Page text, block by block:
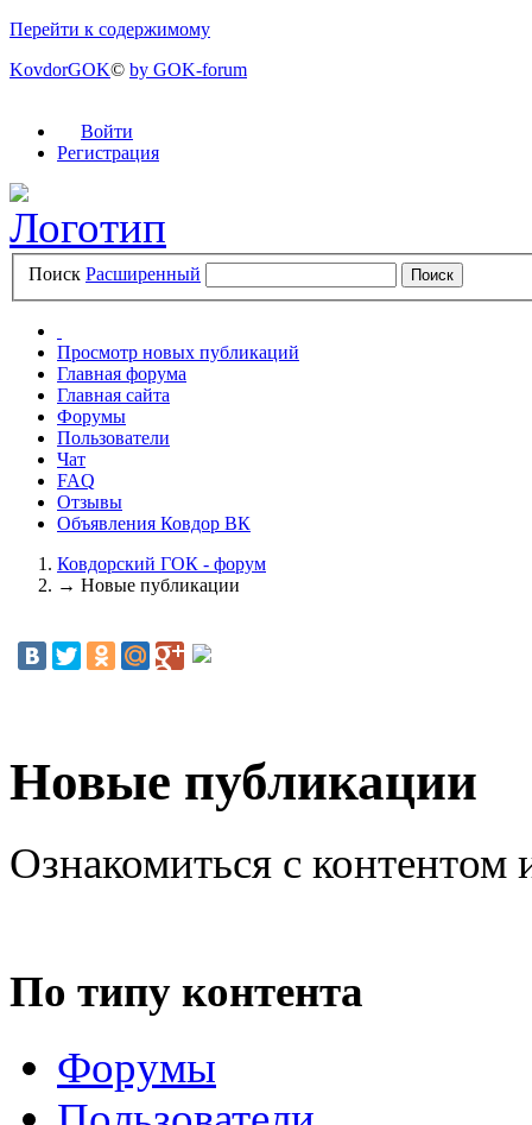
Перейти к содержимому
KovdorGOK© by GOK-forum
Войти
Регистрация
Поиск Расширенный
Просмотр новых публикаций
Главная форума
Главная сайта
Форумы
Пользователи
Чат
FAQ
Отзывы
Объявления Ковдор ВК
Ковдорский ГОК - форум
→ Новые публикации
Новые публикации
Ознакомиться с контентом
По типу контента
Форумы